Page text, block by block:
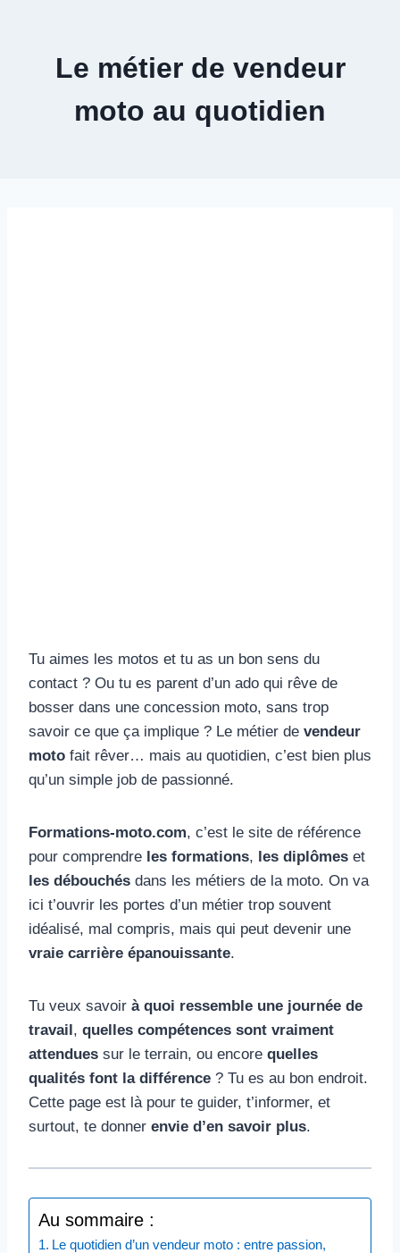
Le métier de vendeur
moto au quotidien
Tu aimes les motos et tu as un bon sens du
contact ? Ou tu es parent d’un ado qui rêve de
bosser dans une concession moto, sans trop
savoir ce que ça implique ? Le métier de vendeur
moto fait rêver… mais au quotidien, c’est bien plus
qu’un simple job de passionné.
Formations-moto.com, c’est le site de référence
pour comprendre les formations, les diplômes et
les débouchés dans les métiers de la moto. On va
ici t’ouvrir les portes d’un métier trop souvent
idéalisé, mal compris, mais qui peut devenir une
vraie carrière épanouissante.
Tu veux savoir à quoi ressemble une journée de
travail, quelles compétences sont vraiment
attendues sur le terrain, ou encore quelles
qualités font la différence ? Tu es au bon endroit.
Cette page est là pour te guider, t’informer, et
surtout, te donner envie d’en savoir plus.
Au sommaire :
Le quotidien d’un vendeur moto : entre passion,